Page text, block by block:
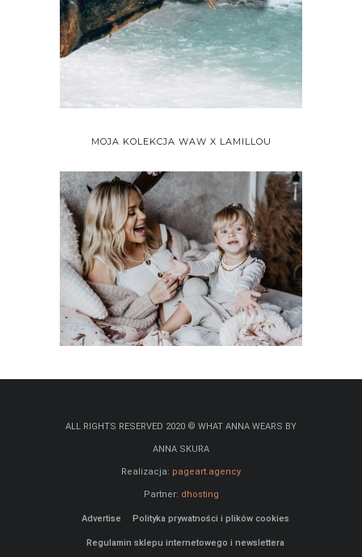
MOJA KOLEKCJA WAW X LAMILLOU
ALL RIGHTS RESERVED 2020 © WHAT ANNA WEARS BY
ANNA SKURA
Realizacja: pageart.agency
Partner: dhosting
Advertise Polityka prywatności i plików cookies
Regulamin sklepu internetowego i newslettera